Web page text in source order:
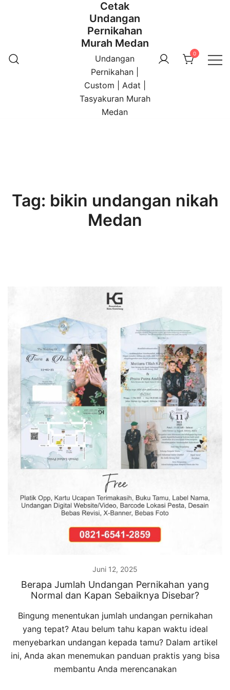
Cetak
Undangan
Pernikahan
Murah Medan
Undangan
Pernikahan |
Custom | Adat |
Tasyakuran Murah
Medan
0
Tag: bikin undangan nikah
Medan
Juni 12, 2025
Berapa Jumlah Undangan Pernikahan yang
Normal dan Kapan Sebaiknya Disebar?
Bingung menentukan jumlah undangan pernikahan
yang tepat? Atau belum tahu kapan waktu ideal
menyebarkan undangan kepada tamu? Dalam artikel
ini, Anda akan menemukan panduan praktis yang bisa
membantu Anda merencanakan